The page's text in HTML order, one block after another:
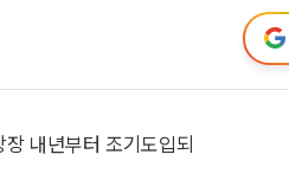
내년부터 조기도입되